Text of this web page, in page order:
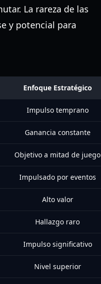
La rareza de las
y potencial para
Enfoque Estratégico
Impulso temprano
Ganancia constante
Objetivo a mitad de juego
Impulsado por eventos
Alto valor
Hallazgo raro
Impulso significativo
Nivel superior